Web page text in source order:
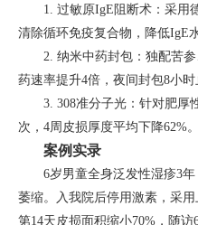
1. 过敏原IgE阻断术：采用
清除循环免疫复合物，降低IgE水
2. 纳米中药封包：独配苦
药速率提升4倍，夜间封包8小时
3. 308准分子光：针对肥厚
次，4周皮损厚度平均下降62%。
案例实录
6岁男童全身泛发性湿疹3
萎缩。入我院后停用激素，采
第14天皮损面积缩小70%，随